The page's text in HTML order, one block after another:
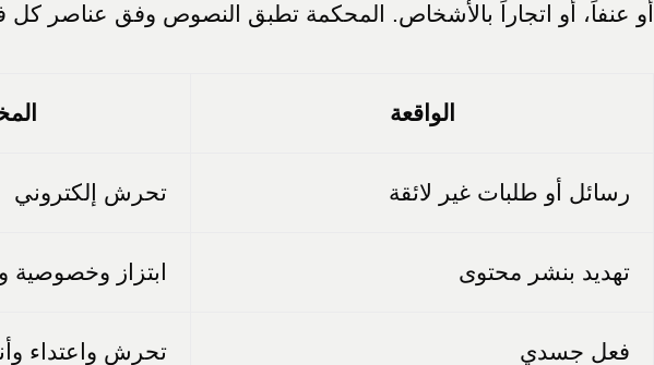
أو عنفاً، أو اتجاراً بالأشخاص. المحكمة تطبق النصوص وفق عناصر كل
الواقعة
رسائل أو طلبات غير لائقة تحرش إلكتروني
تهديد بنشر محتوى ابتزاز
فعل جسدي تحرش واعتداء